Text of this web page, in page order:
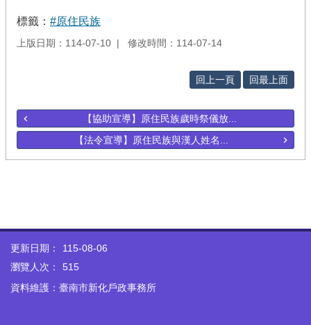
標籤： #原住民族
上版日期：114-07-10 修改時間：114-07-14
回上一頁 回最上面
【協助宣導】原住民族歲時祭儀放...
【法令宣導】原住民族與漢人姓名...
更新日期：
115-08-06
瀏覽人次：
515
資料維護：臺南市新化戶政事務所